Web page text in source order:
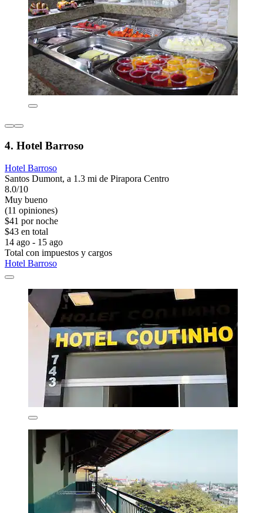
4. Hotel Barroso
Hotel Barroso
Santos Dumont, a 1.3 mi de Pirapora Centro
8.0/10
Muy bueno
(11 opiniones)
$41 por noche
$43 en total
14 ago - 15 ago
Total con impuestos y cargos
Hotel Barroso